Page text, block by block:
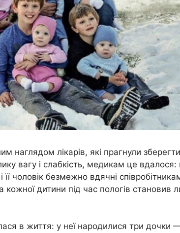
наглядом лікарів, які прагнули зберегти
вагу і слабкість, медикам це вдалося:
чоловік безмежно вдячні співробітникам
дитини під час пологів становив
в життя: у неї народилися три дочки